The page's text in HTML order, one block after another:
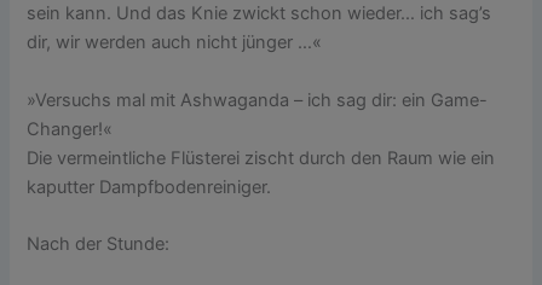
sein kann. Und das Knie zwickt schon wieder… ich sag’s
dir, wir werden auch nicht jünger …«
»Versuchs mal mit Ashwaganda – ich sag dir: ein Game-
Changer!«
Die vermeintliche Flüsterei zischt durch den Raum wie ein
kaputter Dampfbodenreiniger.
Nach der Stunde: